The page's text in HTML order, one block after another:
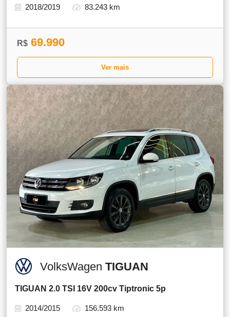
2018/2019 83.243 km
R$ 69.990
Ver mais
VolksWagen TIGUAN
TIGUAN 2.0 TSI 16V 200cv Tiptronic 5p
2014/2015 156.593 km